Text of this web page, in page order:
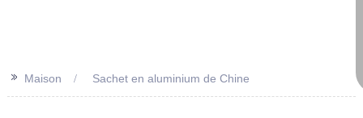
>> Maison Sachet en aluminium de Chine